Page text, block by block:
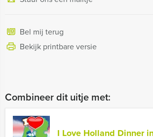
Bel mij terug
Bekijk printbare versie
Combineer dit uitje met:
I Love Holland Dinner